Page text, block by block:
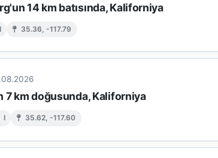
14 km batısında, Kaliforniya
I 35.36, -117.79
7 km doğusunda, Kaliforniya
I 35.62, -117.60